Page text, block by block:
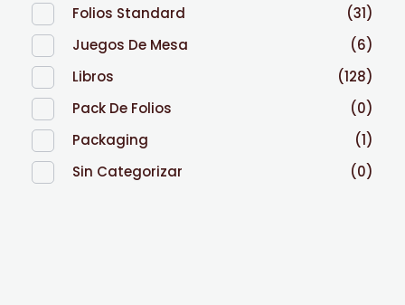
Folios Standard
(31)
Juegos De Mesa
(6)
Libros
(128)
Pack De Folios
(0)
Packaging
(1)
Sin Categorizar
(0)